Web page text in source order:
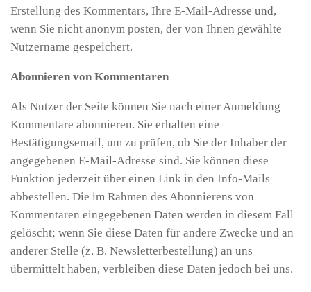
Erstellung des Kommentars, Ihre E-Mail-Adresse und,
wenn Sie nicht anonym posten, der von Ihnen gewählte
Nutzername gespeichert.
Abonnieren von Kommentaren
Als Nutzer der Seite können Sie nach einer Anmeldung
Kommentare abonnieren. Sie erhalten eine
Bestätigungsemail, um zu prüfen, ob Sie der Inhaber der
angegebenen E-Mail-Adresse sind. Sie können diese
Funktion jederzeit über einen Link in den Info-Mails
abbestellen. Die im Rahmen des Abonnierens von
Kommentaren eingegebenen Daten werden in diesem Fall
gelöscht; wenn Sie diese Daten für andere Zwecke und an
anderer Stelle (z. B. Newsletterbestellung) an uns
übermittelt haben, verbleiben diese Daten jedoch bei uns.